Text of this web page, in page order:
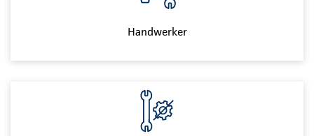
Handwerker